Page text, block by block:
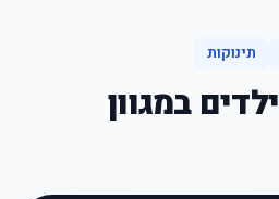
תינוקות
במגוון